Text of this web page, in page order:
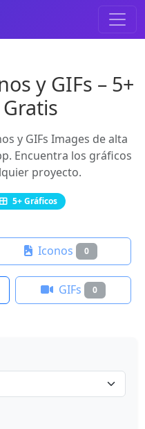
y GIFs – 5+
y GIFs Images de alta
Encuentra los gráficos
proyecto.
5+ Gráficos
Iconos 0
GIFs 0